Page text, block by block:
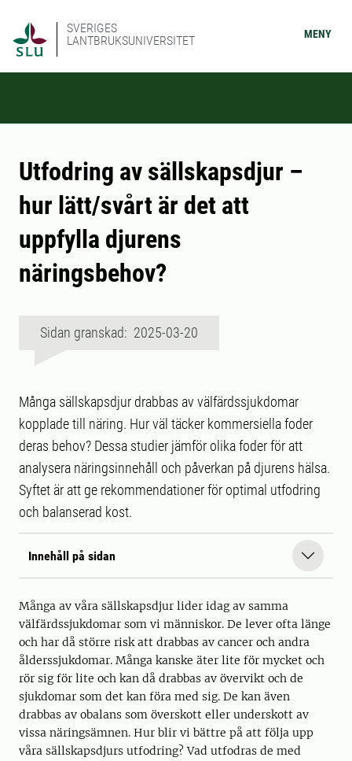
SVERIGES
LANTBRUKSUNIVERSITET
MENY
Utfodring av sällskapsdjur –
hur lätt/svårt är det att
uppfylla djurens
näringsbehov?
Sidan granskad: 2025-03-20
Många sällskapsdjur drabbas av välfärdssjukdomar
kopplade till näring. Hur väl täcker kommersiella foder
deras behov? Dessa studier jämför olika foder för att
analysera näringsinnehåll och påverkan på djurens hälsa.
Syftet är att ge rekommendationer för optimal utfodring
och balanserad kost.
Innehåll på sidan
Många av våra sällskapsdjur lider idag av samma
välfärdssjukdomar som vi människor. De lever ofta länge
och har då större risk att drabbas av cancer och andra
ålderssjukdomar. Många kanske äter lite för mycket och
rör sig för lite och kan då drabbas av övervikt och de
sjukdomar som det kan föra med sig. De kan även
drabbas av obalans som överskott eller underskott av
vissa näringsämnen. Hur blir vi bättre på att följa upp
våra sällskapsdjurs utfodring? Vad utfodras de med